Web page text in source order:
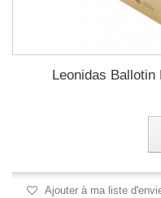
Leonidas
Ajouter à ma liste